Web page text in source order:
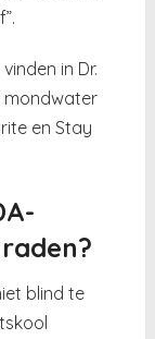
in Dr.
mondwater
en Stay
blind te